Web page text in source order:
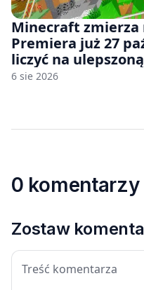
Minecraft zmierza
Premiera już 27
liczyć na
6 sie 2026
0 komentarzy
Zostaw